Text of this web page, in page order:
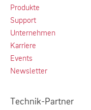
Produkte
Support
Unternehmen
Karriere
Events
Newsletter
Technik-Partner